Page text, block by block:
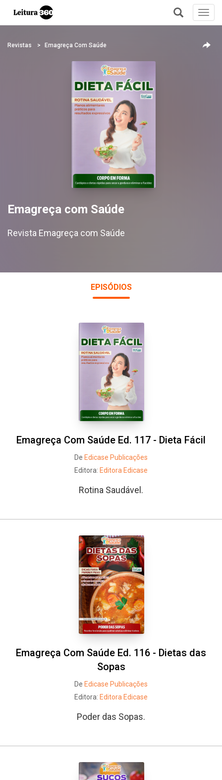
+
Revistas Emagreça Com Saúde
Emagreça com Saúde
Revista Emagreça com Saúde
EPISÓDIOS
Emagreça Com Saúde Ed. 117 - Dieta Fácil
De Edicase Publicações
Editora: Editora Edicase
Rotina Saudável.
Emagreça Com Saúde Ed. 116 - Dietas das
Sopas
De Edicase Publicações
Editora: Editora Edicase
Poder das Sopas.